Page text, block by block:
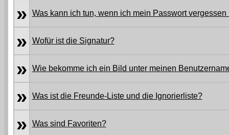
» Was kann ich tun, wenn ich mein Passwort vergessen
» Wofür ist die Signatur?
» Wie bekomme ich ein Bild unter meinen
» Was ist die Freunde-Liste und die Ignorierliste?
» Was sind Favoriten?